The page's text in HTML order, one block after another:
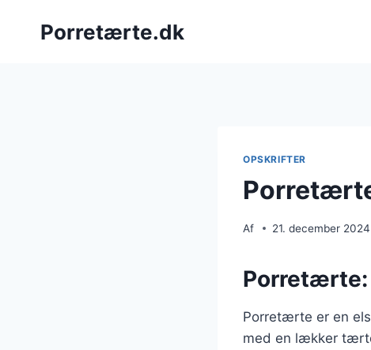
Porretærte.dk
OPSKRIFTER
Af 21. december 2024
Porretærte:
Porretærte er en
med en lækker